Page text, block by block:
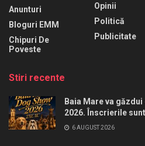
Anunturi
Bloguri EMM
Chipuri De
Poveste
Opinii
Politică
Publicitate
Stiri recente
Baia Mare va
2026. Înscrierile
6 AUGUST 2026